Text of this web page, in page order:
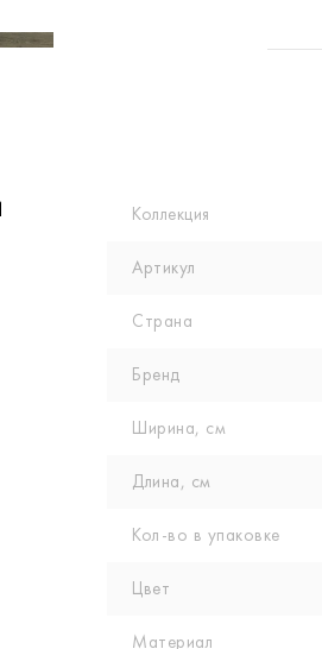
Коллекция
Артикул
Страна
Бренд
Ширина, см
Длина, см
Кол-вo в упаковке
Цвет
Материал